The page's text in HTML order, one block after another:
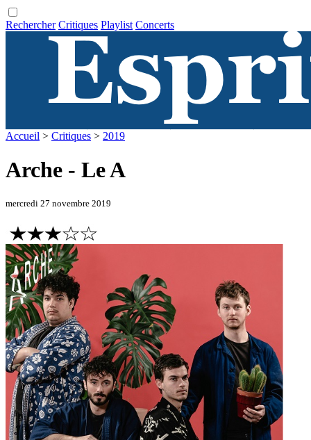
Rechercher Critiques Playlist Concerts
Accueil > Critiques > 2019
Arche - Le A
mercredi 27 novembre 2019